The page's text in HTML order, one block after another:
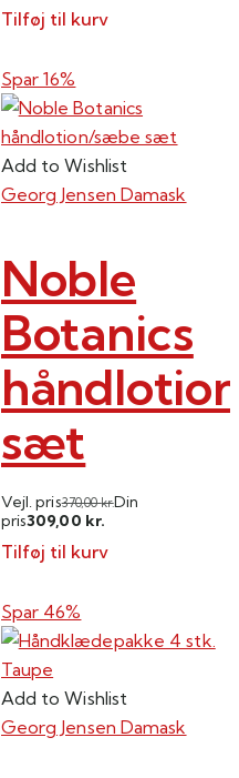
Tilføj til kurv
Spar 16%
Add to Wishlist
Georg Jensen Damask
Noble
Botanics
sæt
Vejl. pris370,00kr.Din
pris309,00 kr.
Tilføj til kurv
Spar 46%
Add to Wishlist
Georg Jensen Damask